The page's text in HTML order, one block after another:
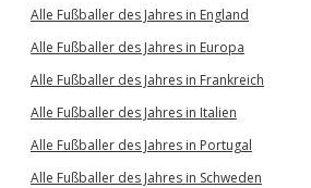
Alle Fußballer des Jahres in England
Alle Fußballer des Jahres in Europa
Alle Fußballer des Jahres in Frankreich
Alle Fußballer des Jahres in Italien
Alle Fußballer des Jahres in Portugal
Alle Fußballer des Jahres in Schweden